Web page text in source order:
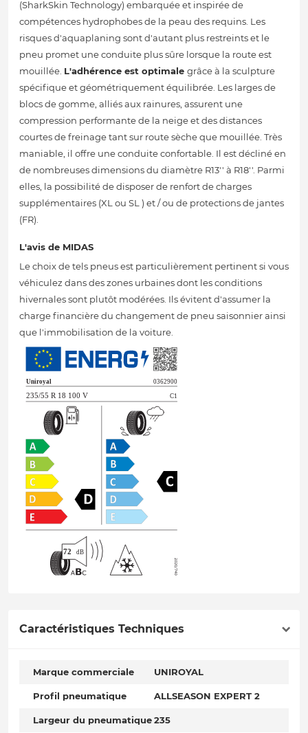
(SharkSkin Technology) embarquée et inspirée de
compétences hydrophobes de la peau des requins. Les
risques d'aquaplaning sont d'autant plus restreints et le
pneu promet une conduite plus sûre lorsque la route est
mouillée. L'adhérence est optimale grâce à la sculpture
spécifique et géométriquement équilibrée. Les larges de
blocs de gomme, alliés aux rainures, assurent une
compression performante de la neige et des distances
courtes de freinage tant sur route sèche que mouillée. Très
maniable, il offre une conduite confortable. Il est décliné en
de nombreuses dimensions du diamètre R13'' à R18''. Parmi
elles, la possibilité de disposer de renfort de charges
supplémentaires (XL ou SL ) et / ou de protections de jantes
(FR).
L'avis de MIDAS
Le choix de tels pneus est particulièrement pertinent si vous
véhiculez dans des zones urbaines dont les conditions
hivernales sont plutôt modérées. Ils évitent d'assumer la
charge financière du changement de pneu saisonnier ainsi
que l'immobilisation de la voiture.
Caractéristiques Techniques
Marque commerciale UNIROYAL
Profil pneumatique ALLSEASON EXPERT 2
Largeur du pneumatique235